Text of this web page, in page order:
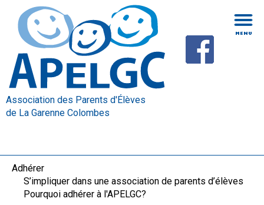
Association des Parents d'Élèves
de La Garenne Colombes
Adhérer
S’impliquer dans une association de parents d’élèves
Pourquoi adhérer à l'APELGC?